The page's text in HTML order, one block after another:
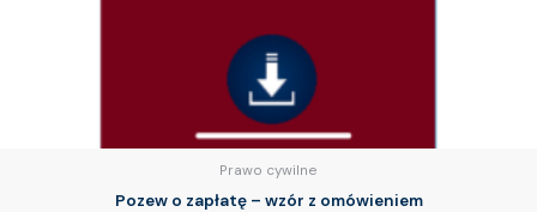
Prawo cywilne
Pozew o zapłatę – wzór z omówieniem